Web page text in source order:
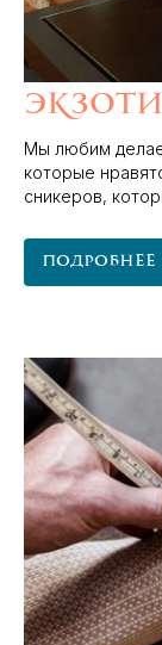
Мы любим
которые
сникеров,
Подробнее